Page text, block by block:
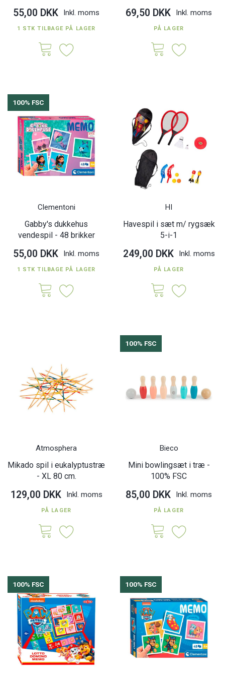
55,00 DKK Inkl. moms
1 STK TILBAGE PÅ LAGER
69,50 DKK Inkl. moms
PÅ LAGER
100% FSC
Clementoni
Gabby's dukkehus
vendespil - 48 brikker
55,00 DKK Inkl. moms
1 STK TILBAGE PÅ LAGER
HI
Havespil i sæt m/ rygsæk
5-i-1
249,00 DKK Inkl. moms
PÅ LAGER
Atmosphera
Mikado spil i eukalyptustræ
- XL 80 cm.
129,00 DKK Inkl. moms
PÅ LAGER
100% FSC
Bieco
Mini bowlingsæt i træ -
100% FSC
85,00 DKK Inkl. moms
PÅ LAGER
100% FSC 100% FSC